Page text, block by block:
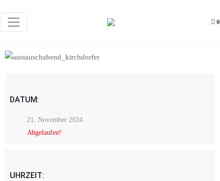
0
DATUM:
21. November 2024
Abgelaufen!
UHRZEIT: